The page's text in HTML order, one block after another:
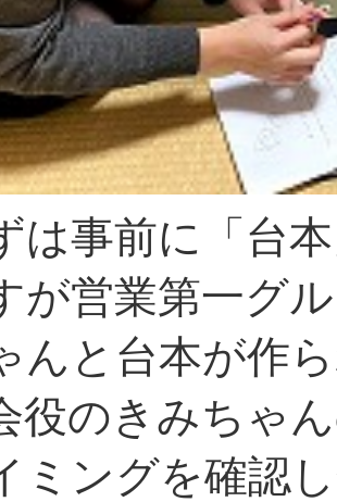
は事前に「台
が営業第一グ
んと台本が作
役のきみちゃ
ミングを確認